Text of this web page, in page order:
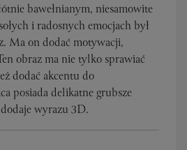
bawełnianym, niesamowite
i radosnych emocjach był
Ma on dodać motywacji,
obraz ma nie tylko sprawiać
dodać akcentu do
posiada delikatne grubsze
wyrazu 3D.